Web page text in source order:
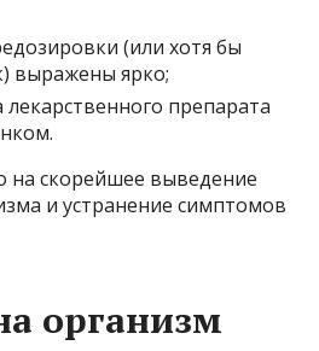
(или хотя бы
выражены ярко;
препарата
на скорейшее выведение
и устранение симптомов
организм